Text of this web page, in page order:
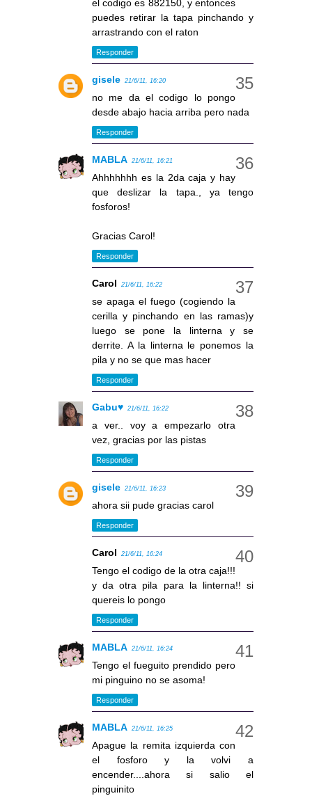
el codigo es 882150, y entonces
puedes retirar la tapa pinchando y
arrastrando con el raton
Responder
gisele 21/6/11, 16:20
no me da el codigo lo pongo
desde abajo hacia arriba pero nada
Responder
MABLA 21/6/11, 16:21
Ahhhhhhh es la 2da caja y hay
que deslizar la tapa., ya tengo
fosforos!
Gracias Carol!
Responder
Carol 21/6/11, 16:22
se apaga el fuego (cogiendo la
cerilla y pinchando en las ramas)y
luego se pone la linterna y se
derrite. A la linterna le ponemos la
pila y no se que mas hacer
Responder
Gabu♥ 21/6/11, 16:22
a ver.. voy a empezarlo otra
vez, gracias por las pistas
Responder
gisele 21/6/11, 16:23
ahora sii pude gracias carol
Responder
Carol 21/6/11, 16:24
Tengo el codigo de la otra caja!!!
y da otra pila para la linterna!! si
quereis lo pongo
Responder
MABLA 21/6/11, 16:24
Tengo el fueguito prendido pero
mi pinguino no se asoma!
Responder
MABLA 21/6/11, 16:25
Apague la remita izquierda con
el fosforo y la volvi a
encender....ahora si salio el
pinguinito